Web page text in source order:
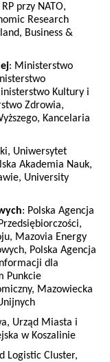
przy NATO,
Research
Business &
: Ministerstwo
Kultury i
Zdrowia,
Kancelaria
Uniwersytet
Akademia Nauk,
University
: Polska Agencja
Mazovia Energy
Polska Agencja
dla
Punkcie
Mazowiecka
Urząd Miasta i
w Koszalinie
Logistic Cluster,